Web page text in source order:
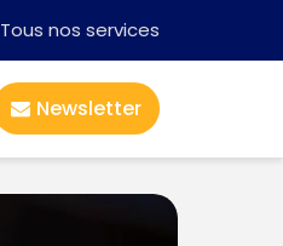
Tous nos services
Newsletter